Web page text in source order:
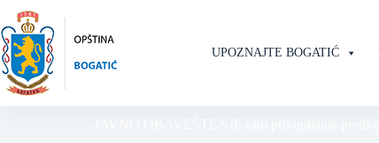
to
content
UPOZNAJTE BOGATIĆ